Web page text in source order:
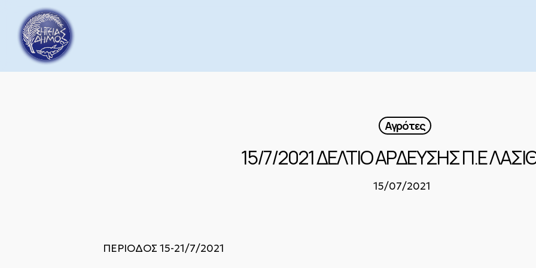
main
content
Αγρότες
15/7/2021 ΔΕΛΤΙΟ ΑΡΔΕΥΣΗΣ Π.Ε
15/07/2021
ΠΕΡΙΟΔΟΣ 15-21/7/2021